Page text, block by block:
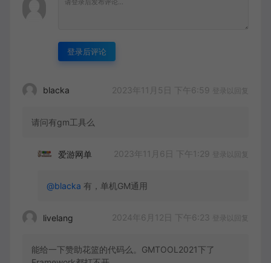
登录后评论
blacka 2023年11月5日 下午6:59
请问有gm工具么
爱游网单 2023年11月6日 下午1:29 登录以回复
@blacka 有，单机GM通用
livelang 2024年6月12日 下午6:23 登录以回复
能给一下赞助花篮的代码么。GMTOOL2021下了